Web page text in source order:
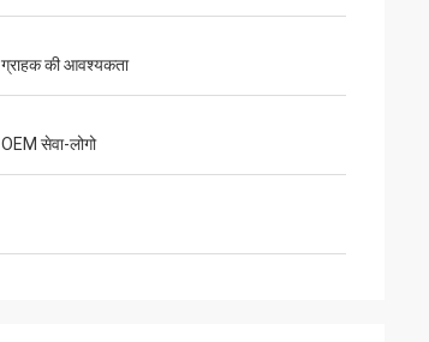
ग्राहक की आवश्यकता
OEM सेवा-लोगो